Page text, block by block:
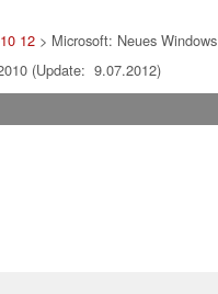
12 > Microsoft: Neues
(Update: 9.07.2012)